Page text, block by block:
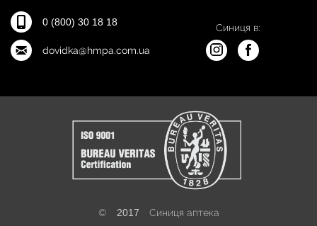
0 (800) 30 18 18
dovidka@hmpa.com.ua
Синиця в:
© 2017 Синиця аптека